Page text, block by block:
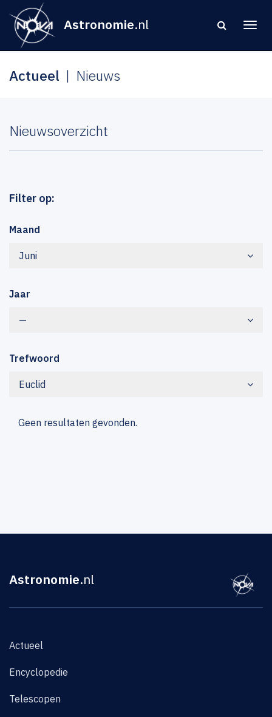
Astronomie.nl
Actueel Nieuws
Nieuwsoverzicht
Filter op:
Maand
Juni
Jaar
—
Trefwoord
Euclid
Geen resultaten gevonden.
Astronomie.nl
Actueel
Encyclopedie
Telescopen